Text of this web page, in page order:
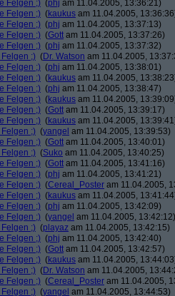
Felgen ;) (phj am 11.04.2005, 13:36:21)
Felgen ;) (kaukus am 11.04.2005,
Felgen ;) (phj am 11.04.2005, 13:37:13)
Felgen ;) (Gott am 11.04.2005, 13:37:26)
Felgen ;) (phj am 11.04.2005, 13:37:32)
;) (Dr. Watson am 11.04.2005,
Felgen ;) (phj am 11.04.2005, 13:38:01)
Felgen ;) (kaukus am 11.04.2005,
Felgen ;) (phj am 11.04.2005, 13:38:47)
Felgen ;) (kaukus am 11.04.2005,
Felgen ;) (Gott am 11.04.2005, 13:39:17)
Felgen ;) (kaukus am 11.04.2005,
;) (yangel am 11.04.2005, 13:39:53)
Felgen ;) (Gott am 11.04.2005, 13:40:01)
;) (Suko am 11.04.2005, 13:40:25)
Felgen ;) (Gott am 11.04.2005, 13:41:16)
Felgen ;) (phj am 11.04.2005, 13:41:21)
Felgen ;) (Cereal_Poster am 11.04.2005,
Felgen ;) (kaukus am 11.04.2005,
Felgen ;) (phj am 11.04.2005, 13:42:09)
Felgen ;) (yangel am 11.04.2005, 13:42:12)
;) (playaz am 11.04.2005, 13:42:15)
Felgen ;) (phj am 11.04.2005, 13:42:40)
Felgen ;) (Gott am 11.04.2005, 13:42:57)
Felgen ;) (kaukus am 11.04.2005,
;) (Dr. Watson am 11.04.2005,
Felgen ;) (Cereal_Poster am 11.04.2005,
;) (yangel am 11.04.2005, 13:44:53)